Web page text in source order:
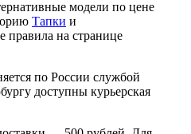
модели по цене
Тапки и
правила на странице
по России службой
доступны курьерская